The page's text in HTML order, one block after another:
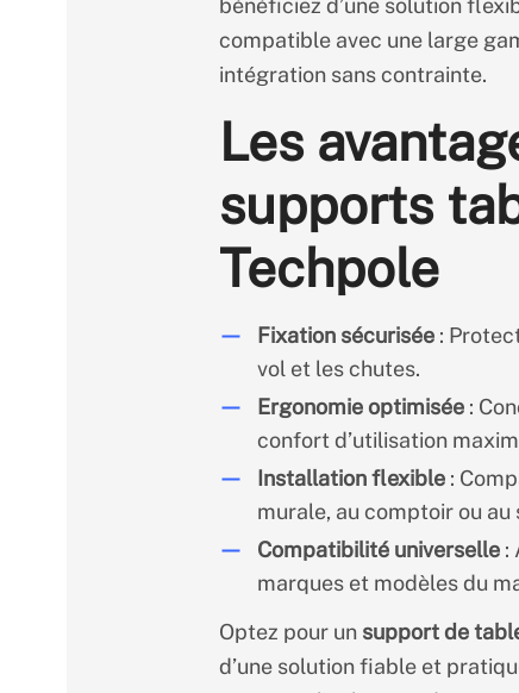
bénéficiez d’une solution
compatible avec une large
intégration sans contrainte.
Les
supports
Techpole
Fixation sécurisée :
vol et les chutes.
Ergonomie optimisée :
confort d’utilisation
Installation flexible :
murale, au comptoir ou au
Compatibilité universelle :
marques et modèles du
Optez pour un support de
d’une solution fiable et